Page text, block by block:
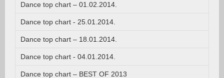
Dance top chart – 01.02.2014.
Dance top chart - 25.01.2014.
Dance top chart – 18.01.2014.
Dance top chart - 04.01.2014.
Dance top chart – BEST OF 2013